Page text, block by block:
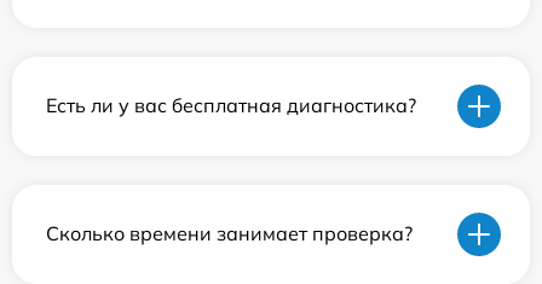
Есть ли у вас бесплатная диагностика?
Сколько времени занимает проверка?